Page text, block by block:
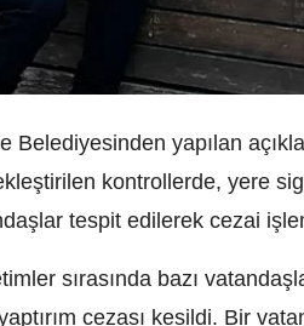
Belediyesinden yapılan
kontrollerde, yere
tespit edilerek cezai
sırasında bazı
cezası kesildi. Bir